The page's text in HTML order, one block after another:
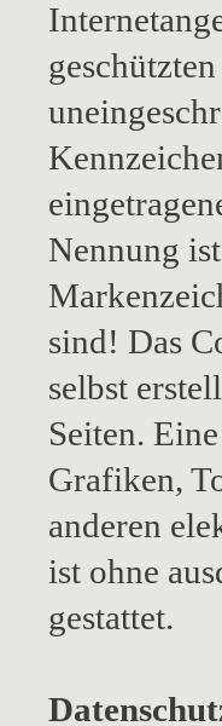
Nennung
sind! Das
selbst
Seiten.
Grafiken,
anderen
ist ohne
gestattet.